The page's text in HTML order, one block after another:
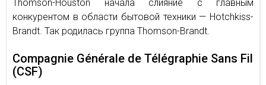
Thomson-Houston начала слияние с главным
конкурентом в области бытовой техники — Hotchkiss-
Brandt. Так родилась группа Thomson-Brandt.
Compagnie Générale de Télégraphie Sans Fil
(CSF)